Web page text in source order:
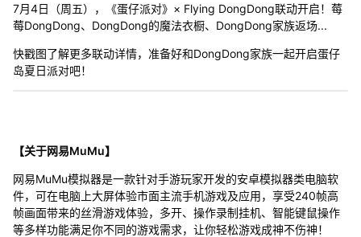
7月4日（周五），《蛋仔派对》× Flying DongDong联动开启！莓
莓DongDong、DongDong的魔法衣橱、DongDong家族返场...
快戳图了解更多联动详情，准备好和DongDong家族一起开启蛋仔
岛夏日派对吧！
【关于网易MuMu】
网易MuMu模拟器是一款针对手游玩家开发的安卓模拟器类电脑软
件，可在电脑上大屏体验市面主流手机游戏及应用，享受240帧高
帧画面带来的丝滑游戏体验，多开、操作录制挂机、智能键鼠操作
等多样功能满足你不同的游戏需求，让你轻松游戏成神不伤神！